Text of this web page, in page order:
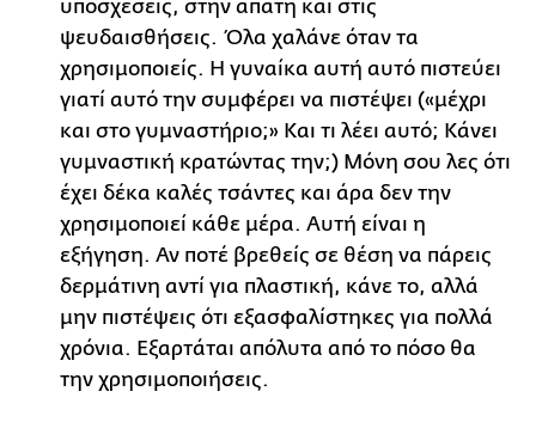
υποσχέσεις, στην απάτη και στις
ψευδαισθήσεις. Όλα χαλάνε όταν τα
χρησιμοποιείς. Η γυναίκα αυτή αυτό πιστεύει
γιατί αυτό την συμφέρει να πιστέψει («μέχρι
και στο γυμναστήριο;» Και τι λέει αυτό; Κάνει
γυμναστική κρατώντας την;) Μόνη σου λες ότι
έχει δέκα καλές τσάντες και άρα δεν την
χρησιμοποιεί κάθε μέρα. Αυτή είναι η
εξήγηση. Αν ποτέ βρεθείς σε θέση να πάρεις
δερμάτινη αντί για πλαστική, κάνε το, αλλά
μην πιστέψεις ότι εξασφαλίστηκες για πολλά
χρόνια. Εξαρτάται απόλυτα από το πόσο θα
την χρησιμοποιήσεις.